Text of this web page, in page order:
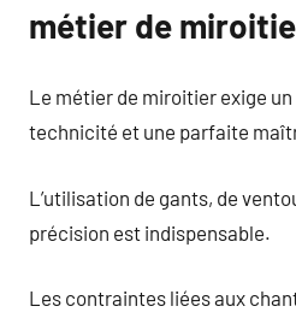
métier de
Le métier de miroitier exige
technicité et une parfaite
L’utilisation de gants, de
précision est indispensable.
Les contraintes liées aux